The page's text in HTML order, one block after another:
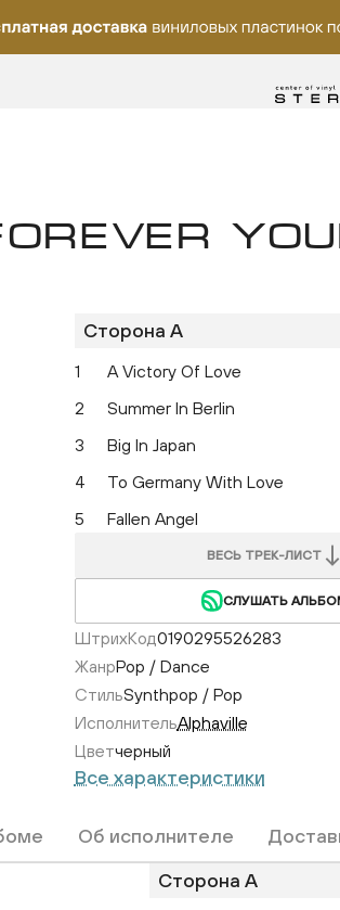
Сторона A
1 A Victory Of Love
2
Summer In Berlin
3
Big In Japan
4
To Germany With Love
5
Fallen Angel
ВЕСЬ ТРЕК-ЛИСТ
СЛУШАТЬ
ШтрихКод0190295526283
ЖанрPop / Dance
СтильSynthpop / Pop
ИсполнительAlphaville
Цветчерный
Все характеристики
Об исполнителе
Сторона A